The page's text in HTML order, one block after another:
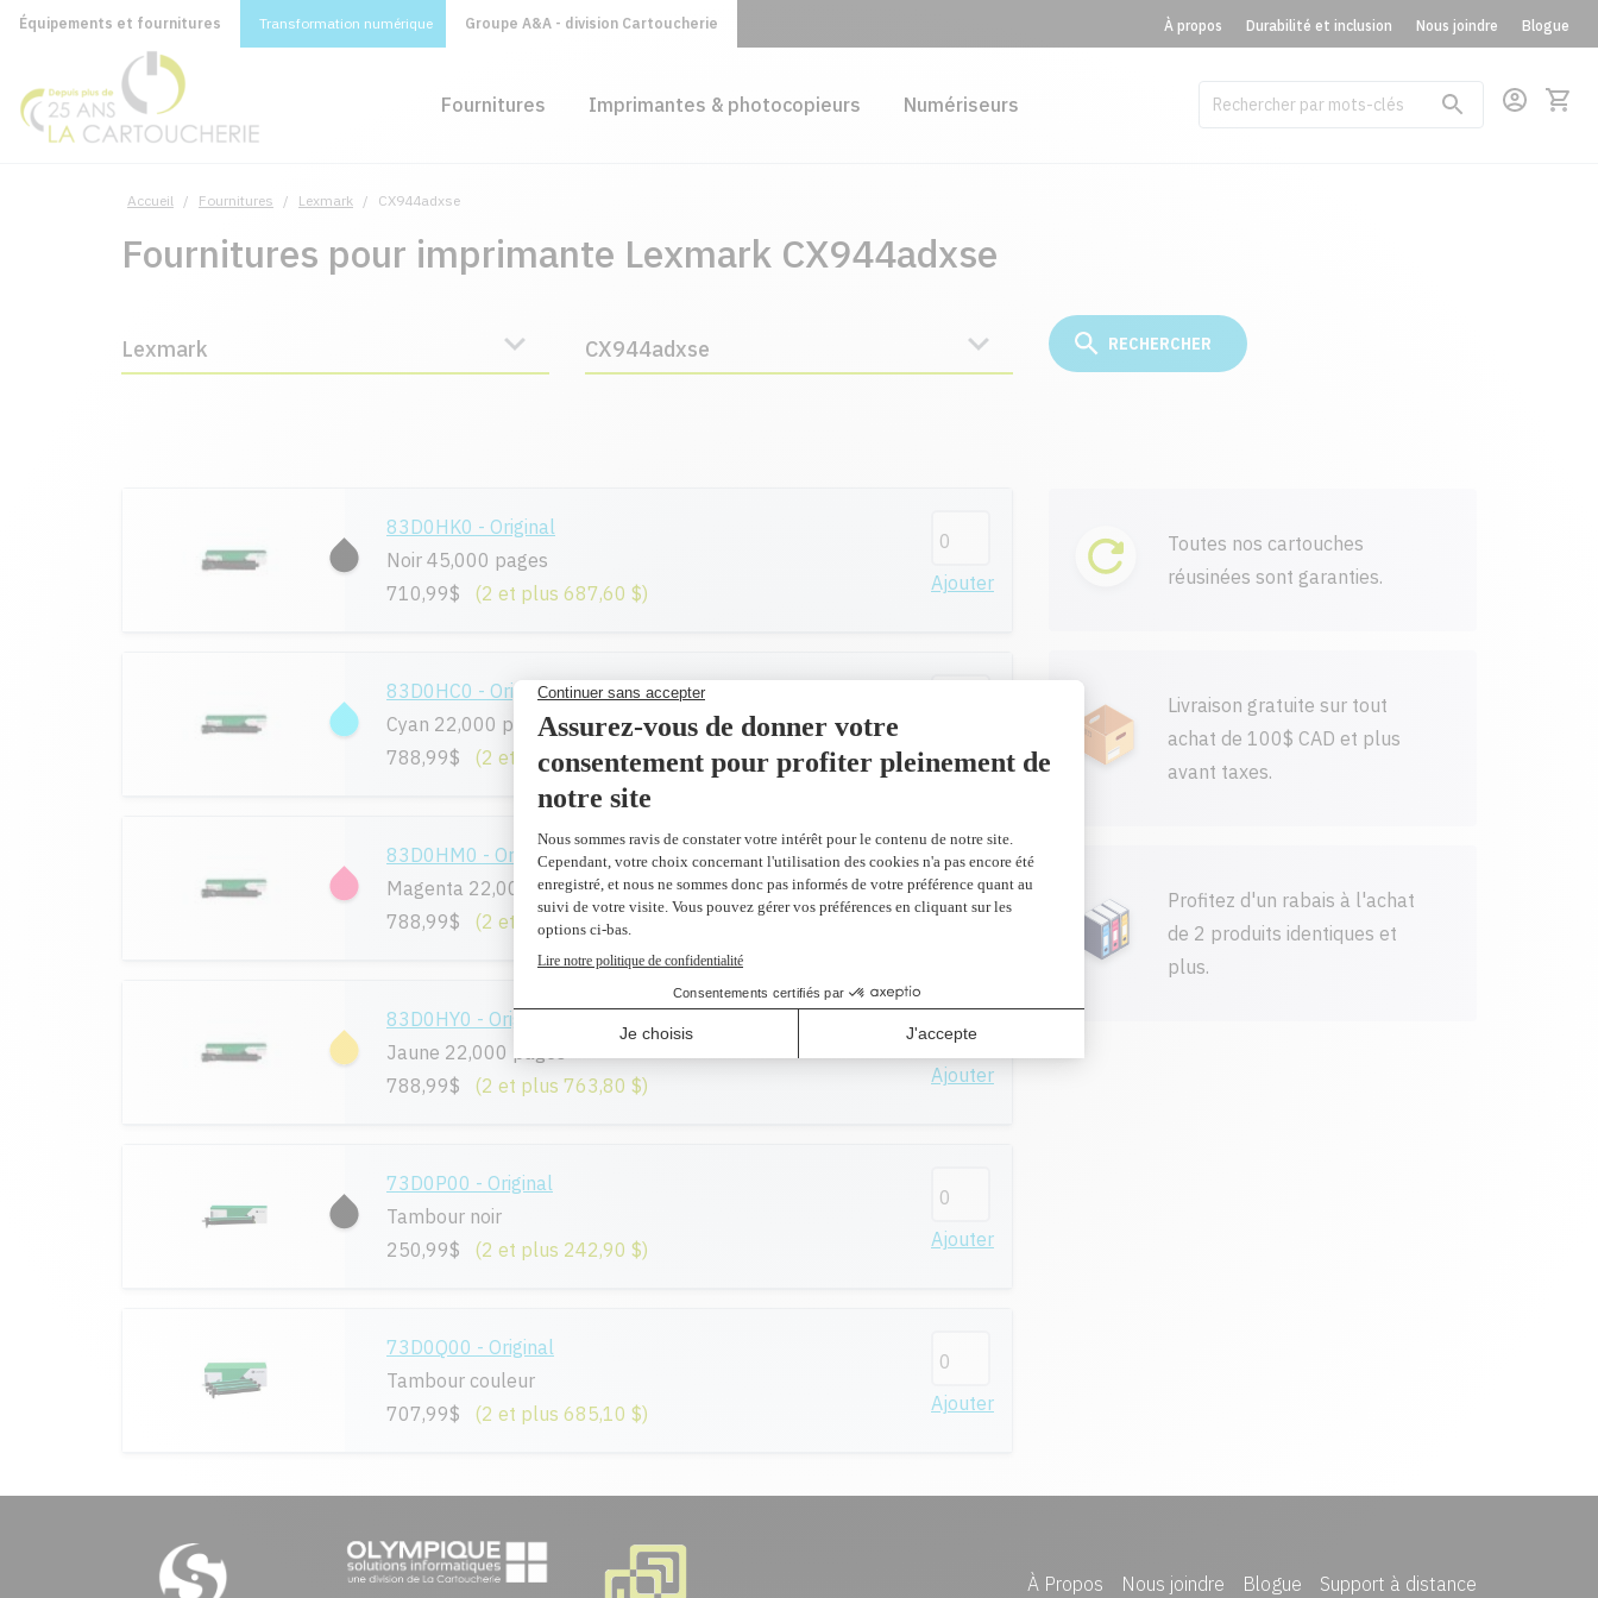
Équipements et fournitures Transformation numérique Groupe A&A - division Cartoucherie À propos Durabilité et inclusion Nous joindre Blogue
Fournitures Imprimantes & photocopieurs Numériseurs
Accueil / Fournitures / Lexmark / CX944adxse
Fournitures pour imprimante Lexmark CX944adxse
Lexmark CX944adxse
83D0HK0 - Original
Noir 45,000 pages
710,99$
(2 et plus 687,60 $) Ajouter
83D0HC0 - Original
Cyan 22,000 pages
788,99$
(2 et plus 763,80 $)
83D0HM0 - Original
Magenta 22,000 pages
788,99$
(2 et plus 763,80 $) Ajouter
83D0HY0 - Original
Jaune 22,000 pages
788,99$
(2 et plus 763,80 $) Ajouter
73D0P00 - Original
Tambour noir
250,99$
(2 et plus 242,90 $) Ajouter
73D0Q00 - Original
Tambour couleur
707,99$
(2 et plus 685,10 $) Ajouter
Toutes nos cartouches
réusinées sont garanties.
Livraison gratuite sur tout
achat de 100$ CAD et plus
avant taxes.
Profitez d'un rabais à l'achat
de 2 produits identiques et
plus.
À Propos Nous joindre Blogue Support à distance